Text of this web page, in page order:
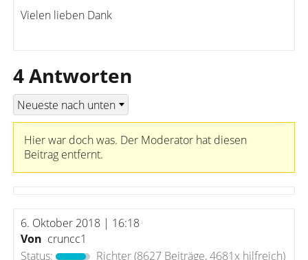
Vielen lieben Dank
4 Antworten
Hier war doch was. Der Moderator hat diesen
Beitrag entfernt.
6. Oktober 2018 | 16:18
Von cruncc1
Status:
Richter(8627 Beiträge, 4681x hilfreich)